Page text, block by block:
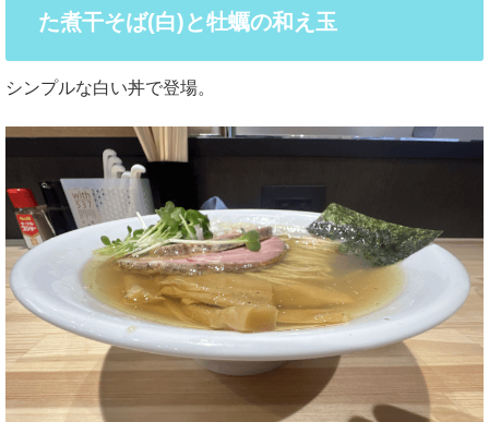
た煮干そば(白)と牡蠣の和え玉
シンプルな白い丼で登場。